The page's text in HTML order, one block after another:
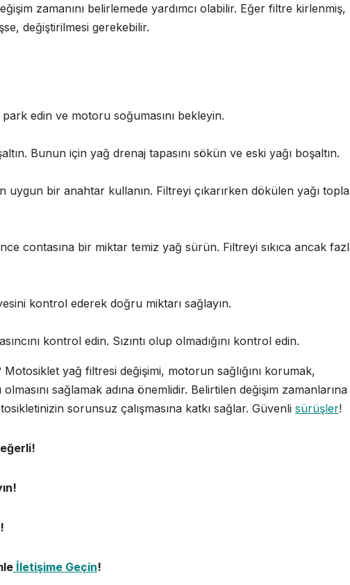
zamanını belirlemede yardımcı olabilir. Eğer filtre kirlenmiş,
değiştirilmesi gerekebilir.
edin ve motoru soğumasını bekleyin.
Bunun için yağ drenaj tapasını sökün ve eski yağı boşaltın.
uygun bir anahtar kullanın. Filtreyi çıkarırken dökülen yağı
contasına bir miktar temiz yağ sürün. Filtreyi sıkıca ancak
kontrol ederek doğru miktarı sağlayın.
kontrol edin. Sızıntı olup olmadığını kontrol edin.
yağ filtresi değişimi, motorun sağlığını korumak,
sağlamak adına önemlidir. Belirtilen değişim zamanlarına
sorunsuz çalışmasına katkı sağlar. Güvenli sürüşler!
!
İletişime Geçin!